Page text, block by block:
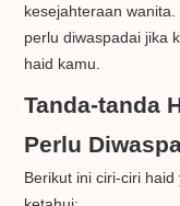
kesejahteraan
perlu diwaspadai jika
haid kamu.
Tanda-tanda
Perlu
Berikut ini ciri-ciri